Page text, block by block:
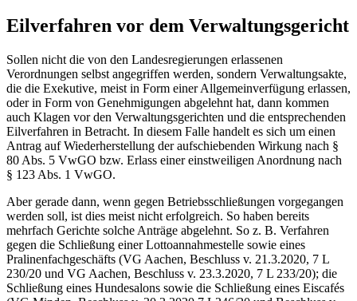
Eilverfahren vor dem Verwaltungsgericht
Sollen nicht die von den Landesregierungen erlassenen
Verordnungen selbst angegriffen werden, sondern Verwaltungsakte,
die die Exekutive, meist in Form einer Allgemeinverfügung erlassen,
oder in Form von Genehmigungen abgelehnt hat, dann kommen
auch Klagen vor den Verwaltungsgerichten und die entsprechenden
Eilverfahren in Betracht. In diesem Falle handelt es sich um einen
Antrag auf Wiederherstellung der aufschiebenden Wirkung nach §
80 Abs. 5 VwGO bzw. Erlass einer einstweiligen Anordnung nach
§ 123 Abs. 1 VwGO.
Aber gerade dann, wenn gegen Betriebsschließungen vorgegangen
werden soll, ist dies meist nicht erfolgreich. So haben bereits
mehrfach Gerichte solche Anträge abgelehnt. So z. B. Verfahren
gegen die Schließung einer Lottoannahmestelle sowie eines
Pralinenfachgeschäfts (VG Aachen, Beschluss v. 21.3.2020, 7 L
230/20 und VG Aachen, Beschluss v. 23.3.2020, 7 L 233/20); die
Schließung eines Hundesalons sowie die Schließung eines Eiscafés